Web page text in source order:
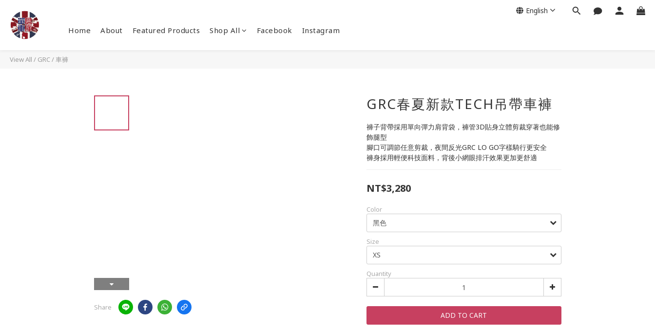
Home About Featured Products Shop All Facebook Instagram
English
View All / GRC/車褲
Share
GRC春夏新款TECH吊帶車褲
褲子背帶採用單向彈力肩背袋，褲管3D貼身立體剪裁穿著也能修
飾腿型
腳口可調節任意剪裁，夜間反光GRC LO GO字樣騎行更安全
褲身採用輕便科技面料，背後小網眼排汗效果更加更舒適
NT$3,280
Color
Size
Quantity
ADD TO CART